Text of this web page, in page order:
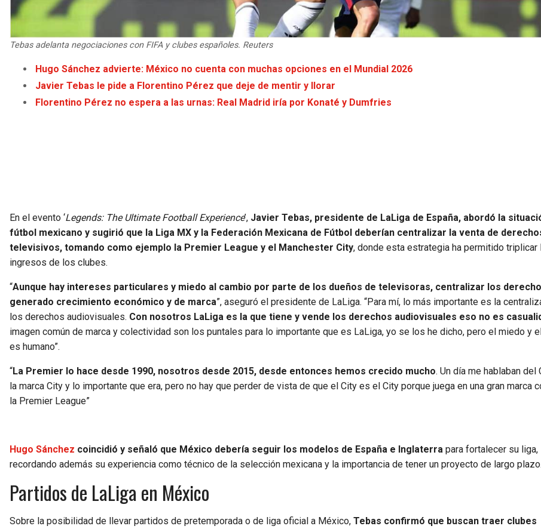
Tebas adelanta negociaciones con FIFA y clubes españoles. Reuters
Hugo Sánchez advierte: México no cuenta con muchas opciones en el Mundial 2026
Javier Tebas le pide a Florentino Pérez que deje de mentir y llorar
Florentino Pérez no espera a las urnas: Real Madrid iría por Konaté y Dumfries
En el evento ‘Legends: The Ultimate Football Experience’, Javier Tebas, presidente de LaLiga de España, abordó la
fútbol mexicano y sugirió que la Liga MX y la Federación Mexicana de Fútbol deberían centralizar la venta de
televisivos, tomando como ejemplo la Premier League y el Manchester City, donde esta estrategia ha permitido triplicar
ingresos de los clubes.
“Aunque hay intereses particulares y miedo al cambio por parte de los dueños de televisoras, centralizar los
generado crecimiento económico y de marca”, aseguró el presidente de LaLiga. “Para mí, lo más importante es la
los derechos audiovisuales. Con nosotros LaLiga es la que tiene y vende los derechos audiovisuales eso no es
imagen común de marca y colectividad son los puntales para lo importante que es LaLiga, yo se los he dicho, pero el miedo y
es humano”.
“La Premier lo hace desde 1990, nosotros desde 2015, desde entonces hemos crecido mucho. Un día me hablaban del
la marca City y lo importante que era, pero no hay que perder de vista de que el City es el City porque juega en una gran marca
la Premier League”
Hugo Sánchez coincidió y señaló que México debería seguir los modelos de España e Inglaterra para fortalecer su liga,
recordando además su experiencia como técnico de la selección mexicana y la importancia de tener un proyecto de largo plazo.
Partidos de LaLiga en México
Sobre la posibilidad de llevar partidos de pretemporada o de liga oficial a México, Tebas confirmó que buscan traer clubes